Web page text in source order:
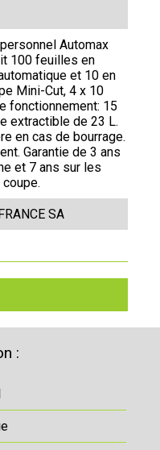
Automax
100 feuilles en
et 10 en
Mini-Cut, 4 x 10
fonctionnement: 15
extractible de 23 L.
en cas de bourrage.
Garantie de 3 ans
et 7 ans sur les
SA
: